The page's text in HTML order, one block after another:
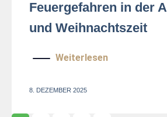
Feuergefahren in der
und Weihnachtszeit
Weiterlesen
8. DEZEMBER 2025